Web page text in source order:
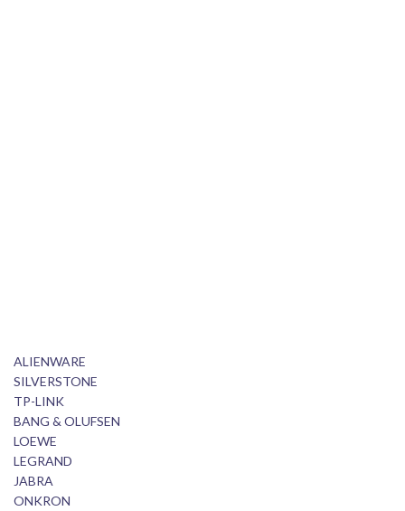
ALIENWARE
SILVERSTONE
TP-LINK
BANG & OLUFSEN
LOEWE
LEGRAND
JABRA
ONKRON